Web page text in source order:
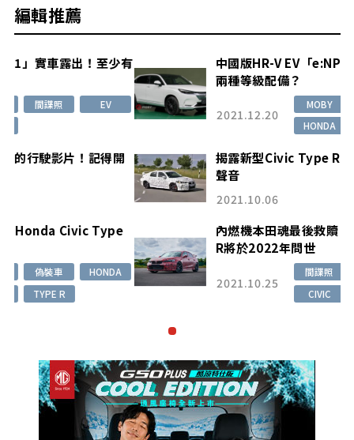
編輯推薦
中國版HR-V EV「e:NP1」實車露出！至少有
兩種等級配備？
2021.12.20
MOBY
EV
揭露新型Civic Type R的行駛影片！記得開
2021.10.06
內燃機本田魂最後救贖 Honda Civic Type
R將於2022年問世
2021.10.25
間諜照
HONDA